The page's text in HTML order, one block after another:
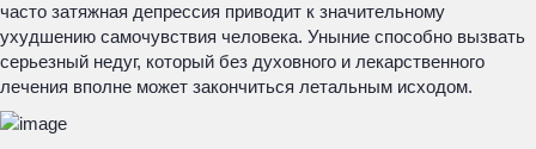
часто затяжная депрессия приводит к значительному
ухудшению самочувствия человека. Уныние способно вызвать
серьезный недуг, который без духовного и лекарственного
лечения вполне может закончиться летальным исходом.